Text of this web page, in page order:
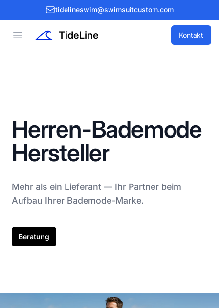
tidelineswim@swimsuitcustom.com
Open menu TideLine Kontakt
Herren-Bademode
Hersteller
Mehr als ein Lieferant — Ihr Partner beim
Aufbau Ihrer Bademode-Marke.
Beratung